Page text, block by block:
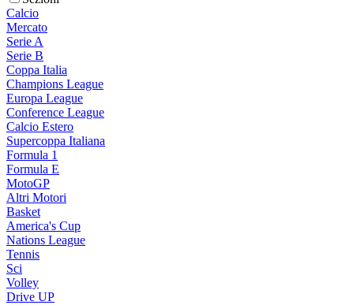
Calcio
Mercato
Serie A
Serie B
Coppa Italia
Champions League
Europa League
Conference League
Calcio Estero
Supercoppa Italiana
Formula 1
Formula E
MotoGP
Altri Motori
Basket
America's Cup
Nations League
Tennis
Sci
Volley
Drive UP